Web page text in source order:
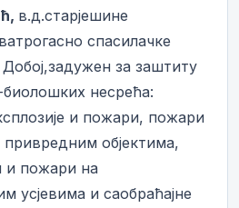
в.д.старјешине
спасилачке
за заштиту
несрећа:
и пожари, пожари
објектима,
пожари на
усјевима и саобраћајне